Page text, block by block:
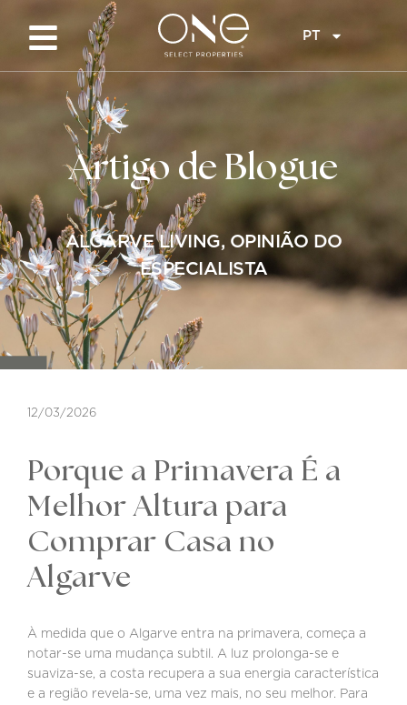
PT
Artigo de Blogue
ALGARVE LIVING, OPINIÃO DO
ESPECIALISTA
12/03/2026
Porque a Primavera É a
Melhor Altura para
Comprar Casa no
Algarve
À medida que o Algarve entra na primavera, começa a
notar-se uma mudança subtil. A luz prolonga-se e
suaviza-se, a costa recupera a sua energia característica
e a região revela-se, uma vez mais, no seu melhor. Para